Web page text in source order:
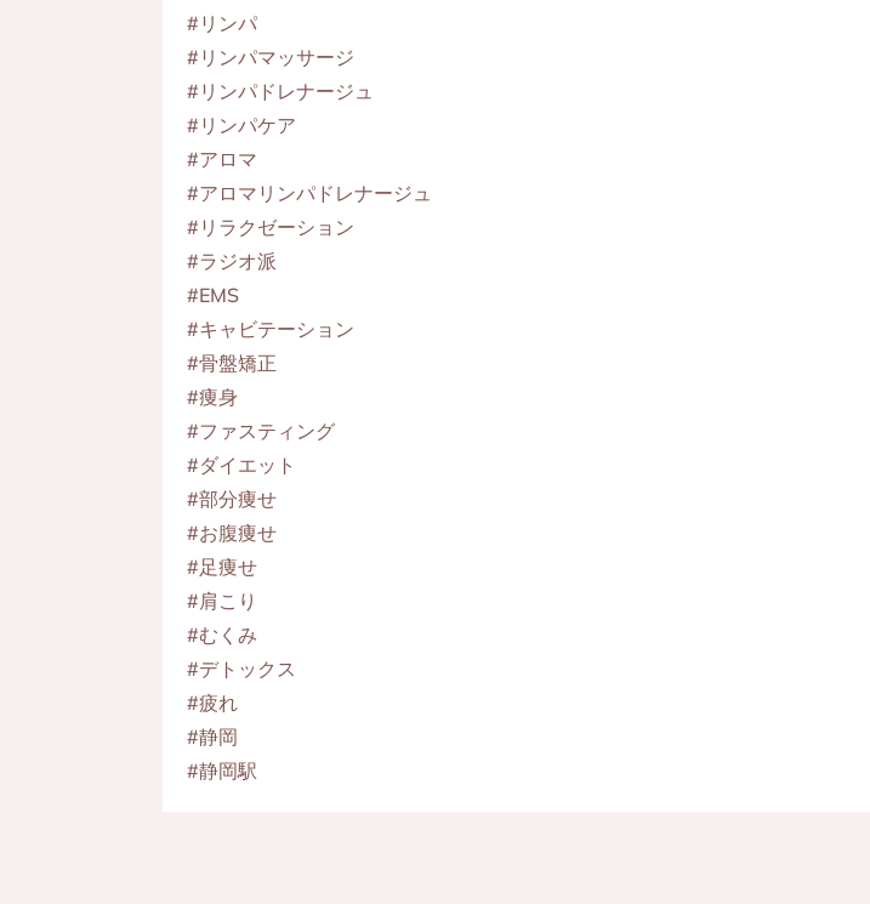
#リンパ
#リンパマッサージ
#リンパドレナージュ
#リンパケア
#アロマ
#アロマリンパドレナージュ
#リラクゼーション
#ラジオ派
#EMS
#キャビテーション
#骨盤矯正
#痩身
#ファスティング
#ダイエット
#部分痩せ
#お腹痩せ
#足痩せ
#肩こり
#むくみ
#デトックス
#疲れ
#静岡
#静岡駅